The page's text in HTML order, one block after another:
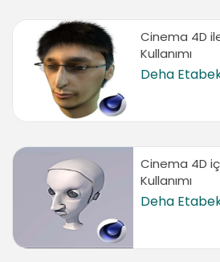
Cinema 4D
Kullanımı
Deha
Cinema 4D
Kullanımı
Deha